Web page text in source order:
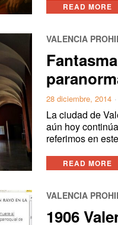
READ MORE
VALENCIA
28 diciembre, 2014
La ciudad de
aún hoy
referimos en
READ MORE
VALENCIA
1906